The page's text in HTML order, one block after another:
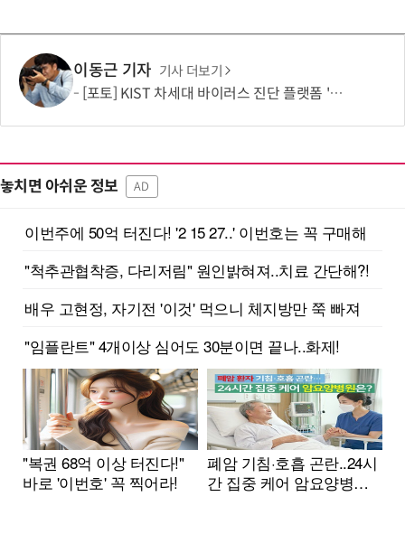
이동근 기자 기사 더보기
[포토] KIST 차세대 바이러스 진단 플랫폼 '퓨전 어세이' 개발
놓치면 아쉬운 정보 AD